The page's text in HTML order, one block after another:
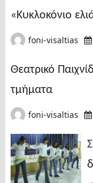
«Κυκλοκόνιο
foni-visaltias
Θεατρικό
τμήματα
foni-visaltias